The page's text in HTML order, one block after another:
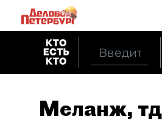
Меланж, тд